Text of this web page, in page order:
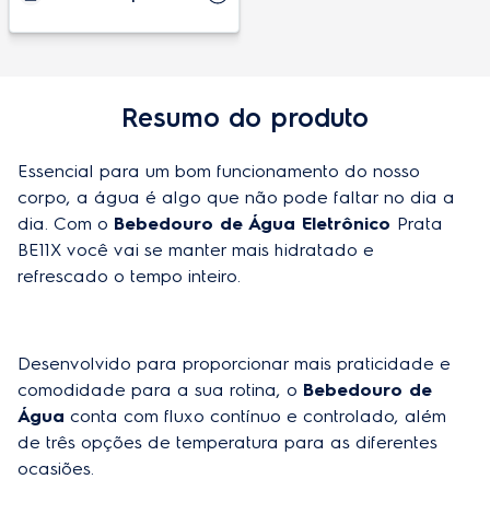
Temperatura média da água gelada
Especificações técnicas
Altura do produto 44 cm
Largura do produto
Profundidade do produto
Origem Importado
Garantia do produto
Altura do produto embalado
Resumo do produto
Essencial para um bom funcionamento do nosso
corpo, a água é algo que não pode faltar no dia a
dia. Com o Bebedouro de Água Eletrônico Prata
BE11X você vai se manter mais hidratado e
refrescado o tempo inteiro.
Desenvolvido para proporcionar mais praticidade e
comodidade para a sua rotina, o Bebedouro de
Água conta com fluxo contínuo e controlado, além
de três opções de temperatura para as diferentes
ocasiões.